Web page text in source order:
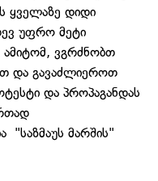
ყველაზე დიდი
უფრო მეტი
ამიტომ, ვგრძნობთ
და გავაძლიეროთ
და პროპაგანდას
"საზმაუს მარშის"